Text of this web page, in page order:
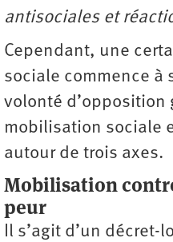
antisociales et
Cependant, une
sociale commence à
volonté d’opposition
mobilisation sociale
autour de trois axes.
Mobilisation
peur
Il s’agit d’un décret-